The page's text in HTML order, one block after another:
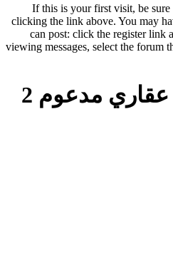
If this is your first visit, be sure
clicking the link above. You may
can post: click the register link
viewing messages, select the forum
استخراج قرض عقاري مدعوم 2